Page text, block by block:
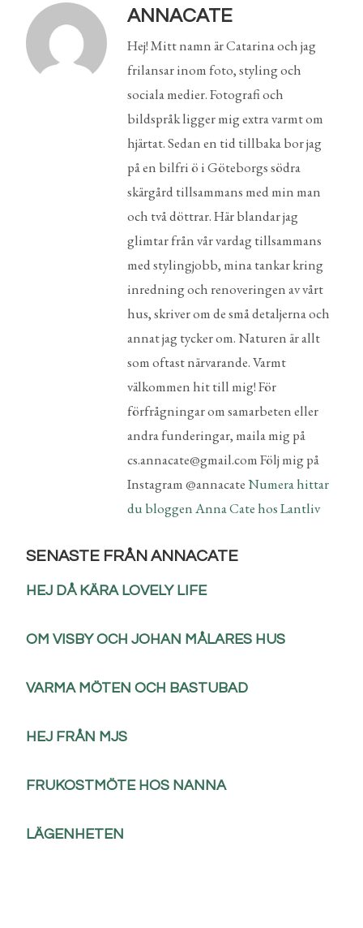
ANNACATE
Hej! Mitt namn är Catarina och jag
frilansar inom foto, styling och
sociala medier. Fotografi och
bildspråk ligger mig extra varmt om
hjärtat. Sedan en tid tillbaka bor jag
på en bilfri ö i Göteborgs södra
skärgård tillsammans med min man
och två döttrar. Här blandar jag
glimtar från vår vardag tillsammans
med stylingjobb, mina tankar kring
inredning och renoveringen av vårt
hus, skriver om de små detaljerna och
annat jag tycker om. Naturen är allt
som oftast närvarande. Varmt
välkommen hit till mig! För
förfrågningar om samarbeten eller
andra funderingar, maila mig på
cs.annacate@gmail.com Följ mig på
Instagram @annacateNumera hittar
du bloggen Anna Cate hos Lantliv
SENASTE FRÅN ANNACATE
HEJ DÅ KÄRA LOVELY LIFE
OM VISBY OCH JOHAN MÅLARES HUS
VARMA MÖTEN OCH BASTUBAD
HEJ FRÅN MJS
FRUKOSTMÖTE HOS NANNA
LÄGENHETEN